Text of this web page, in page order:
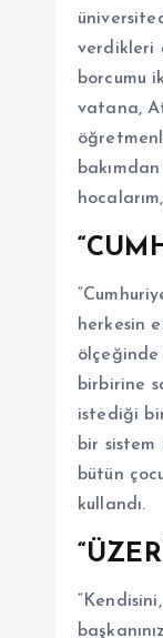
verdikleri
borcumu
vatana,
herkesin
ölçeğinde
birbirine
istediği
bir
bütün
kullandı.